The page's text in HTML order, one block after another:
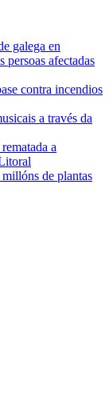
galega en
persoas afectadas
contra incendios
a través da
a
de plantas